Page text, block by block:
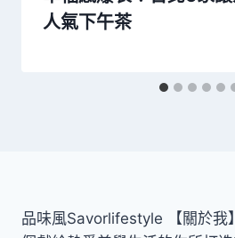
人氣下午茶
品味風Savorlifestyle 【關於我